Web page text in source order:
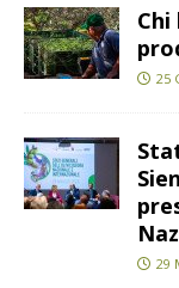
Chi
25
29